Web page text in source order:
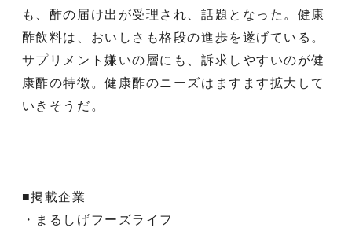
も、酢の届け出が受理され、話題となった。健康
酢飲料は、おいしさも格段の進歩を遂げている。
サプリメント嫌いの層にも、訴求しやすいのが健
康酢の特徴。健康酢のニーズはますます拡大して
いきそうだ。
■掲載企業
・まるしげフーズライフ